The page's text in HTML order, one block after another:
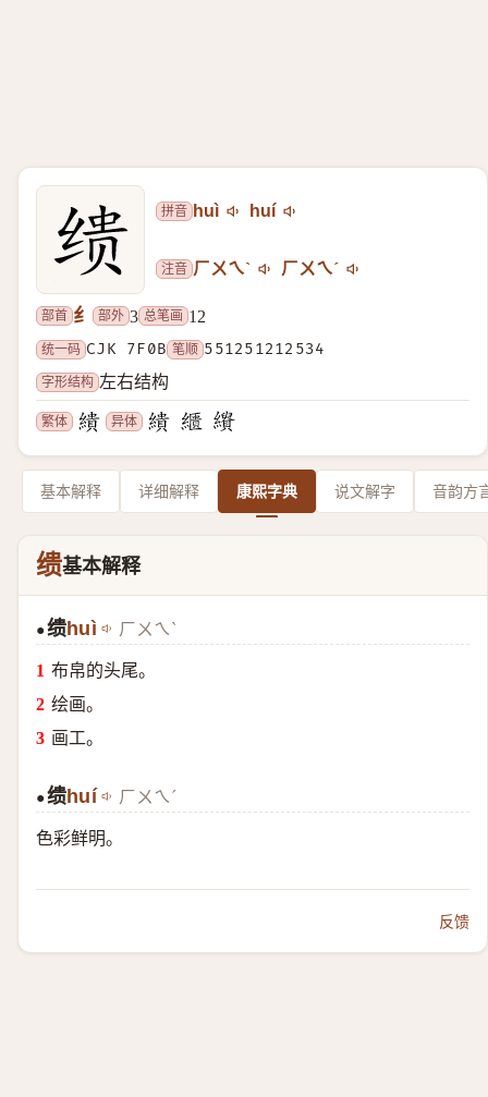
拼音 huì huí
注音 ㄏㄨㄟˋ ㄏㄨㄟˊ
部首 纟 部外 3 总笔画 12
统一码 CJK 7F0B 笔顺 551251212534
字形结构 左右结构
繁体 异体
基本解释 详细解释 康熙字典 说文解字 音韵方
缋基本解释
●缋huì ㄏㄨㄟˋ
布帛的头尾。
绘画。
画工。
●缋huí ㄏㄨㄟˊ
色彩鲜明。
反馈